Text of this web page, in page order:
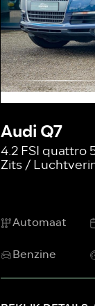
Audi Q7
4.2 FSI quattro
Zits /
Automaat
Benzine